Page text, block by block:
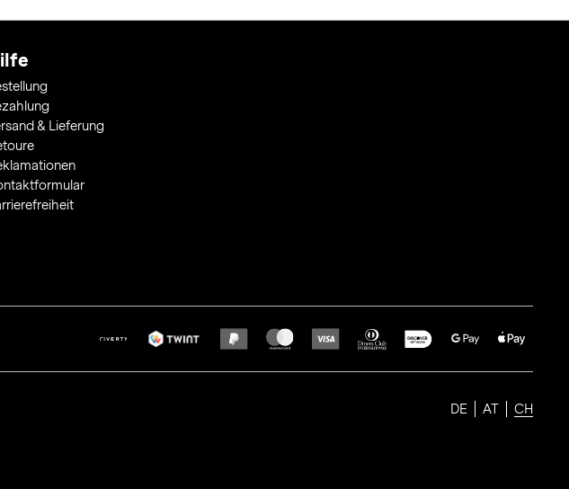
& Lieferung
DE AT CH